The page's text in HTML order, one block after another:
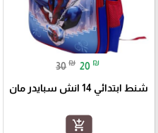
30 ₪ 20 ₪
شنط ابتدائي 14 انش سبايدر مان
add_shopping_cart